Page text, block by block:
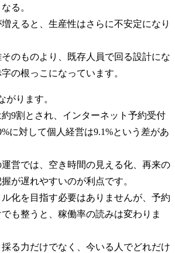
る。
えると、生産性はさらに不安定になり
のものより、既存人員で回る設計にな
の根っこになっています。
がります。
9割とされ、インターネット予約受付
に対して個人経営は9.1%という差があ
営では、空き時間の見える化、再来の
が遅れやすいのが利点です。
化を目指す必要はありませんが、予約
も整うと、稼働率の読みは変わりま
る力だけでなく、今いる人でどれだけ